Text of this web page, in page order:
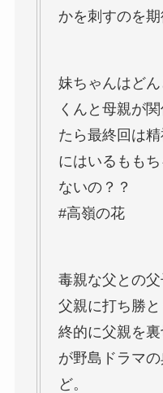
かを刺すのを期
妹ちゃんはど
くんと母親が
たら最終回は
にはいるもも
ないの？？
#高嶺の花
毒親な父との
父親に打ち勝
終的に父親を
が野島ドラマ
ど。